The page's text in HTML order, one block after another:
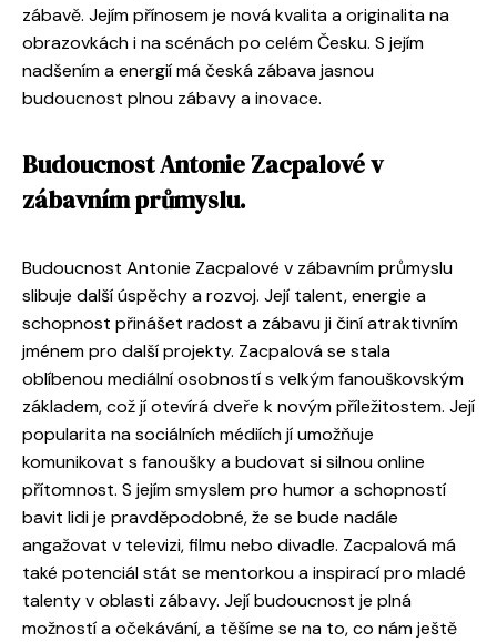
zábavě. Jejím přínosem je nová kvalita a originalita na
obrazovkách i na scénách po celém Česku. S jejím
nadšením a energií má česká zábava jasnou
budoucnost plnou zábavy a inovace.
Budoucnost Antonie Zacpalové v
zábavním průmyslu.
Budoucnost Antonie Zacpalové v zábavním průmyslu
slibuje další úspěchy a rozvoj. Její talent, energie a
schopnost přinášet radost a zábavu ji činí atraktivním
jménem pro další projekty. Zacpalová se stala
oblíbenou mediální osobností s velkým fanouškovským
základem, což jí otevírá dveře k novým příležitostem. Její
popularita na sociálních médiích jí umožňuje
komunikovat s fanoušky a budovat si silnou online
přítomnost. S jejím smyslem pro humor a schopností
bavit lidi je pravděpodobné, že se bude nadále
angažovat v televizi, filmu nebo divadle. Zacpalová má
také potenciál stát se mentorkou a inspirací pro mladé
talenty v oblasti zábavy. Její budoucnost je plná
možností a očekávání, a těšíme se na to, co nám ještě